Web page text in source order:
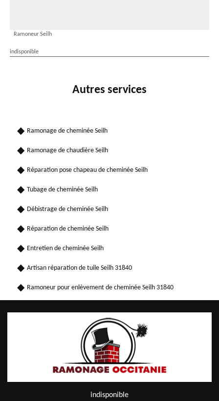
Ramoneur Seilh
indisponible
Autres services
Ramonage de cheminée Seilh
Ramonage de chaudière Seilh
Réparation pose chapeau de cheminée Seilh
Tubage de cheminée Seilh
Débistrage de cheminée Seilh
Réparation de cheminée Seilh
Entretien de cheminée Seilh
Artisan réparation de tuile Seilh 31840
Ramoneur pour enlèvement de cheminée Seilh 31840
indisponible